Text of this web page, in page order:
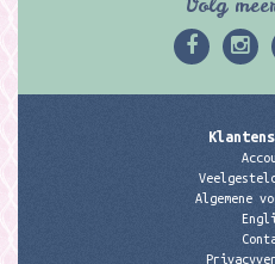
Algemene